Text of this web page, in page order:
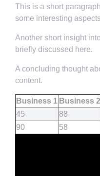
This is a short
some interesting
Another short insight
briefly discussed here.
A concluding thought
content.
Business 1 Business 2
45
88
90
58